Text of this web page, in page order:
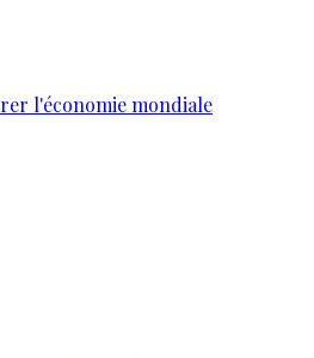
l'économie mondiale